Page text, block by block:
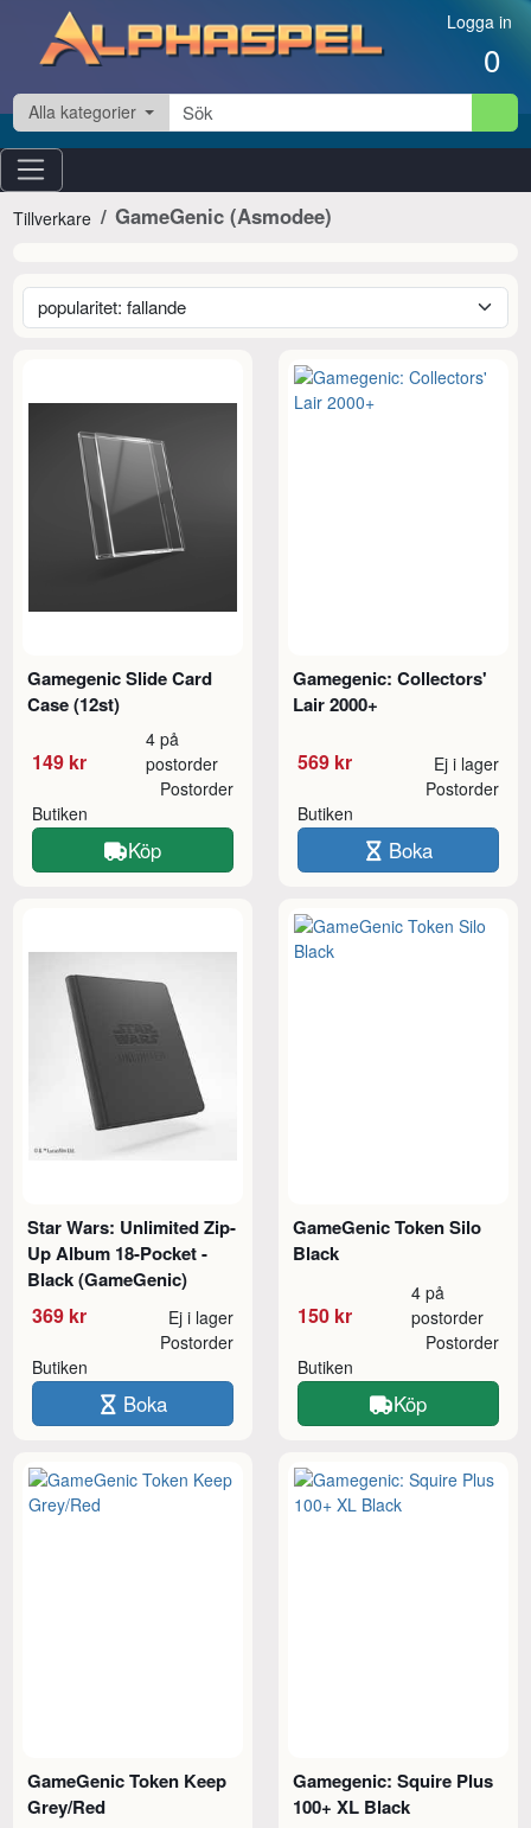
Hoppa till innehåll Logga in
0
Alla kategorier
Tillverkare GameGenic (Asmodee)
Gamegenic Slide Card
Case (12st)
149 kr
4 på
postorder
Butiken
Postorder
Köp
Gamegenic: Collectors'
Lair 2000+
569 kr Ej i lager
Butiken
Postorder
Boka
Star Wars: Unlimited Zip-
Up Album 18-Pocket -
Black (GameGenic)
369 kr Ej i lager
Butiken
Postorder
Boka
GameGenic Token Silo
Black
150 kr
4 på
postorder
Butiken
Postorder
Köp
GameGenic Token Keep
Grey/Red
Gamegenic: Squire Plus
100+ XL Black